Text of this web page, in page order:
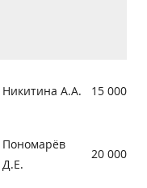
Никитина А.А. 15 000
Пономарёв
Д.Е.
20 000